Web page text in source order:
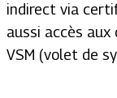
indirect via
aussi accès
VSM (volet de